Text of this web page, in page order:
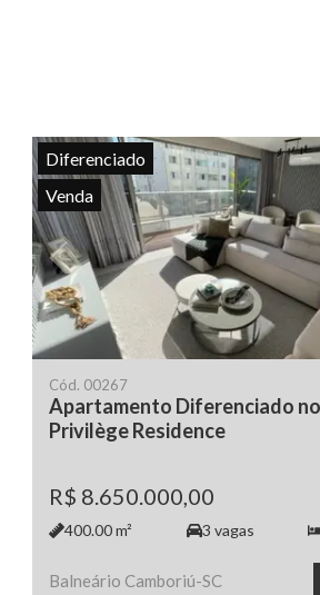
todas as fotos
Diferenciado
Venda
Cód. 00267
Apartamento Diferenciado
Privilège Residence
R$ 8.650.000,00
400.00m² 3 vagas
Balneário Camboriú-SC